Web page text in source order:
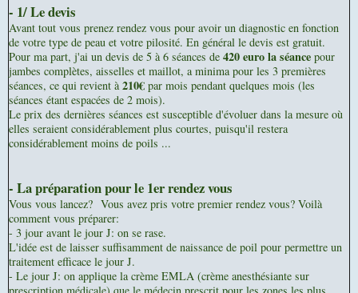
- 1/ Le devis
Avant tout vous prenez rendez vous pour avoir un diagnostic en fonction
de votre type de peau et votre pilosité. En général le devis est gratuit.
Pour ma part, j'ai un devis de 5 à 6 séances de 420 euro la séance pour
jambes complètes, aisselles et maillot, a minima pour les 3 premières
séances, ce qui revient à210€ par mois pendant quelques mois (les
séances étant espacées de 2 mois).
Le prix des dernières séances est susceptible d'évoluer dans la mesure où
elles seraient considérablement plus courtes, puisqu'il restera
considérablement moins de poils ...
- La préparation pour le 1er rendez vous
Vous vous lancez? Vous avez pris votre premier rendez vous? Voilà
comment vous préparer:
- 3 jour avant le jour J: on se rase.
L'idée est de laisser suffisamment de naissance de poil pour permettre un
traitement efficace le jour J.
- Le jour J: on applique la crème EMLA (crème anesthésiante sur